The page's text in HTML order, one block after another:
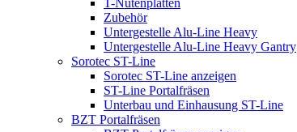
T-Nutenplatten
Zubehör
Untergestelle Alu-Line Heavy
Untergestelle Alu-Line Heavy Gantry
Sorotec ST-Line
Sorotec ST-Line anzeigen
ST-Line Portalfräsen
Unterbau und Einhausung ST-Line
BZT Portalfräsen